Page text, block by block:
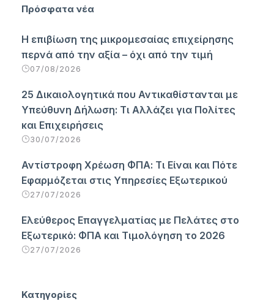
Πρόσφατα νέα
Η επιβίωση της μικρομεσαίας επιχείρησης
περνά από την αξία – όχι από την τιμή
07/08/2026
25 Δικαιολογητικά που Αντικαθίστανται με
Υπεύθυνη Δήλωση: Τι Αλλάζει για Πολίτες
και Επιχειρήσεις
30/07/2026
Αντίστροφη Χρέωση ΦΠΑ: Τι Είναι και Πότε
Εφαρμόζεται στις Υπηρεσίες Εξωτερικού
27/07/2026
Ελεύθερος Επαγγελματίας με Πελάτες στο
Εξωτερικό: ΦΠΑ και Τιμολόγηση το 2026
27/07/2026
Κατηγορίες